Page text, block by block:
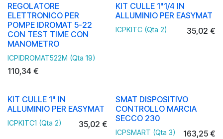
REGOLATORE
ELETTRONICO PER
POMPE IDROMAT 5-22
CON TEST TIME CON
MANOMETRO
ICPIDROMAT522M (Qta 19)
110,34 €
KIT CULLE 1"1/4 IN
ALLUMINIO PER EASYMAT
ICPKITC (Qta 2) 35,02 €
KIT CULLE 1" IN
ALLUMINIO PER EASYMAT
ICPKITC1 (Qta 2) 35,02 €
SMAT DISPOSITIVO
CONTROLLO MARCIA
SECCO 230
ICPSMART (Qta 3) 163,25€